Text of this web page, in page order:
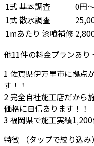
1式 基本調査
0円
1式 散水調査
1mあたり 漆喰補修
他11件の料金プランあ
1 佐賀県伊万里市に拠点
す！！
2 完全自社施工店だから
価格に自信あります！！
3 福岡県で施工実績
特徴
（タップで絞り込み）